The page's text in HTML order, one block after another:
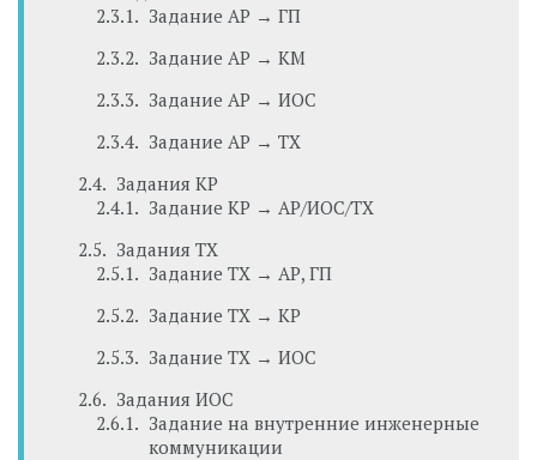
Задание АР → ГП
Задание АР → КМ
Задание АР → ИОС
Задание АР → ТХ
Задания КР
Задание КР → АР/ИОС/ТХ
Задания ТХ
Задание ТХ → АР, ГП
Задание ТХ → КР
Задание ТХ → ИОС
Задания ИОС
Задание на внутренние инженерные
коммуникации